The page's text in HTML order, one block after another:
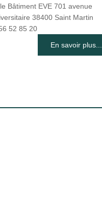
Bâtiment EVE 701 avenue
38400 Saint Martin
52 85 20
En savoir plus...